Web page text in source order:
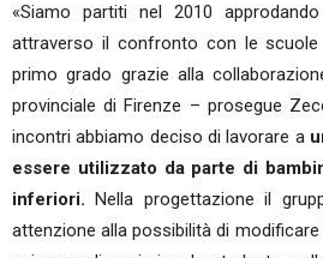
«Siamo partiti nel 2010
attraverso il confronto con le scuole
primo grado grazie alla
provinciale di Firenze – prosegue
incontri abbiamo deciso di lavorare a
essere utilizzato da parte di
inferiori. Nella progettazione il
attenzione alla possibilità di